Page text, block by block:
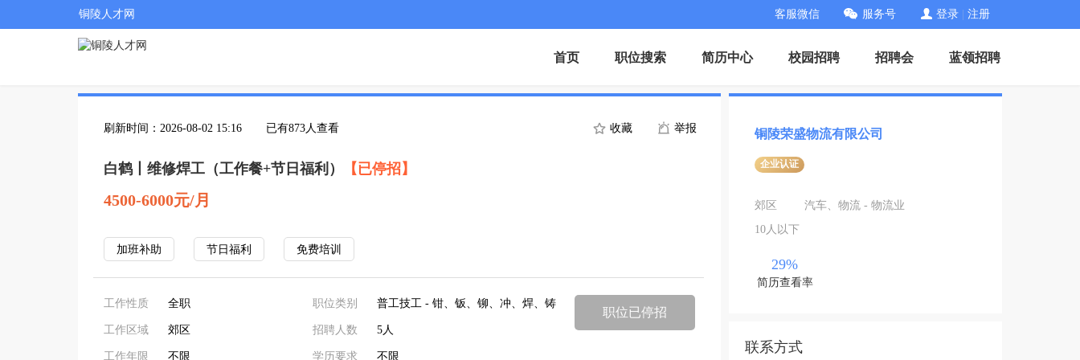
铜陵人才网 客服微信 服务号 登录 注册
首页 职位搜索 简历中心 校园招聘 招聘会 蓝领招聘
刷新时间：2026-08-02 15:16 已有873人查看 收藏 举报
白鹤丨维修焊工（工作餐+节日福利） 【已停招】
4500-6000元/月
加班补助 节日福利 免费培训
工作性质 全职
工作区域 郊区
工作年限 不限
职位类别 普工技工 - 钳、钣、铆、冲、焊、铸
招聘人数 5人
学历要求 不限
职位已停招
铜陵荣盛物流有限公司
企业认证
郊区
汽车、物流 - 物流业
10人以下
29%
简历查看率
联系方式